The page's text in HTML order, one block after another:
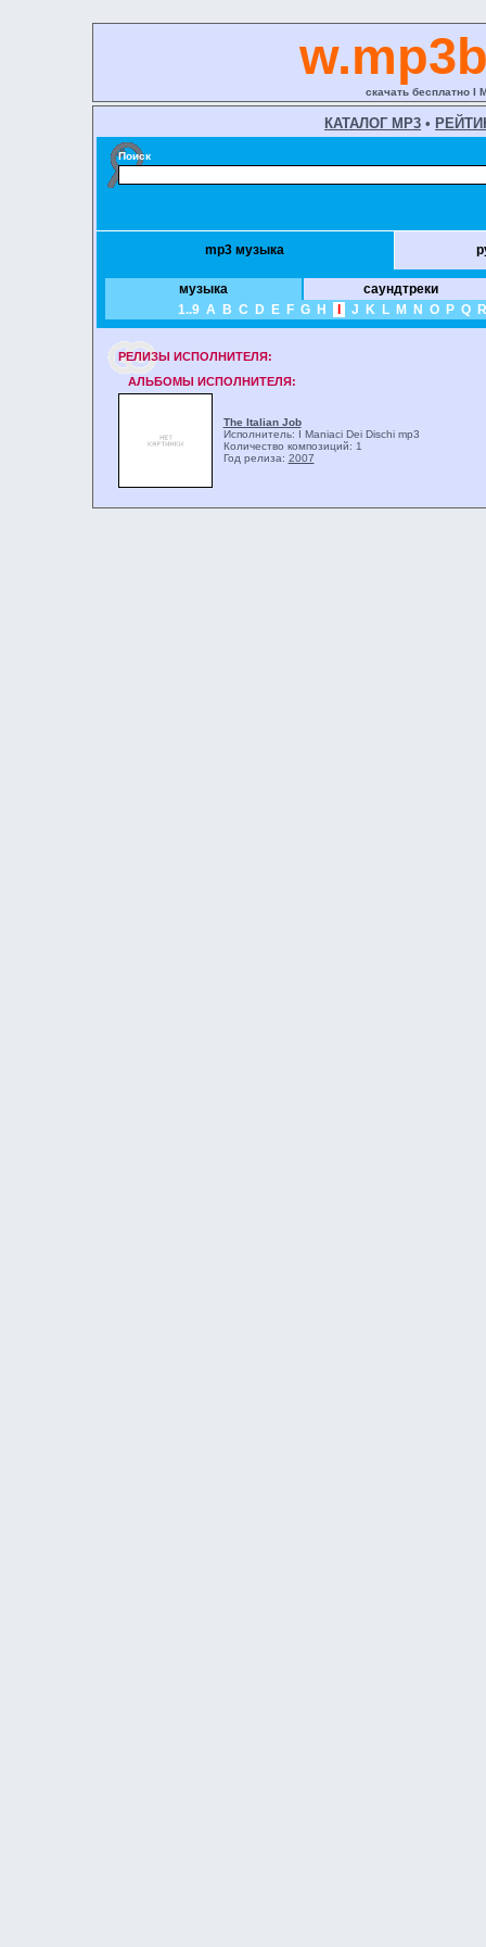
скачать бесплатно I
КАТАЛОГ MP3 •
Поиск
mp3 музыка
музыка
саундтреки
1..9 A B C D E F G H J K L M N O P Q R
РЕЛИЗЫ ИCПОЛНИТЕЛЯ:
АЛЬБОМЫ ИСПОЛНИТЕЛЯ:
The Italian Job
Исполнитель: I Maniaci Dei Dischi mp3
Количество композиций: 1
Год релиза: 2007